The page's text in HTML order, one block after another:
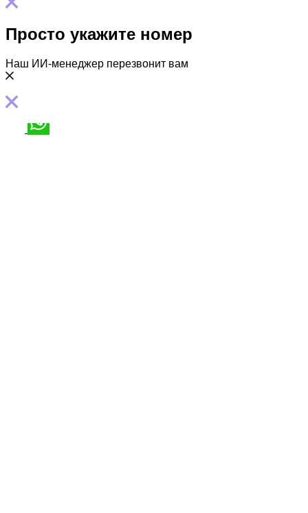
Просто укажите номер
Наш ИИ-менеджер перезвонит вам